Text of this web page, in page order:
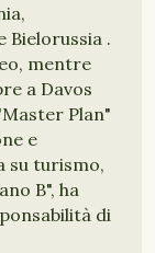
Bielorussia .
mentre
a Davos
Plan"
e
su turismo,
B", ha
di